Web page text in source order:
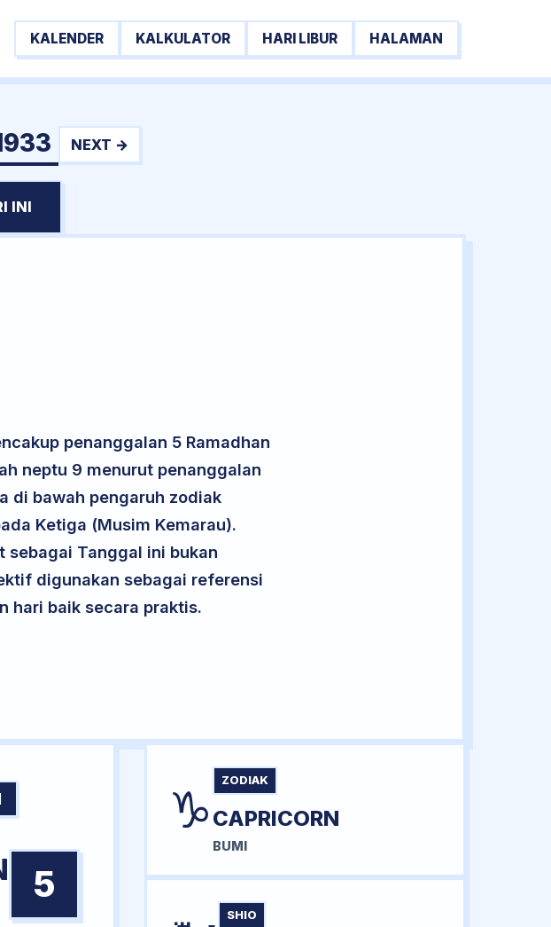
KALENDER KALKULATOR HARI LIBUR HALAMAN
NEXT →
INI
penanggalan 5 Ramadhan
neptu 9 menurut penanggalan
di bawah pengaruh zodiak
Ketiga (Musim Kemarau).
sebagai Tanggal ini bukan
digunakan sebagai referensi
hari baik secara praktis.
5
♑ ZODIAK
CAPRICORN
BUMI
SHIO